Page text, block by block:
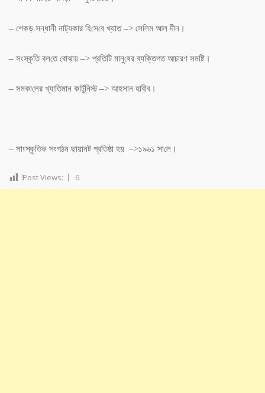
– শেকড় সন্ধানী নাট্যকার হি‌সে‌বে খ্যাত –> সে‌লিম আল দীন।
– সংস্কৃ‌তি বল‌তে বোঝায় –> প্র‌তি‌টি মানু‌ষের ব্য‌ক্তিগত আচারণ সম‌ষ্টি।
– সমকা‌লের খ্যা‌তিমান কার্টু‌নিস্ট –> আহসান হাবীব।
– সাংস্কৃ‌তিক সংগঠন ছায়ানট প্র‌তিষ্ঠা হয় –>১৯৬১ সা‌লে।
Post Views: 6